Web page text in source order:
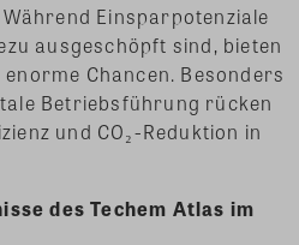
Während Einsparpotenziale
ausgeschöpft sind, bieten
Chancen. Besonders
Betriebsführung rücken
und CO₂-Reduktion in
des Techem Atlas im